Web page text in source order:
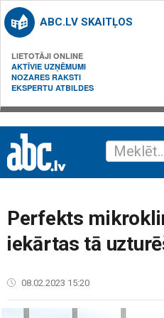
ABC.LV SKAITĻOS
LIETOTĀJI ONLINE
AKTĪVIE UZŅĒMUMI
NOZARES RAKSTI
EKSPERTU ATBILDES
Perfekts
iekārtas tā
08.02.2023 15:20